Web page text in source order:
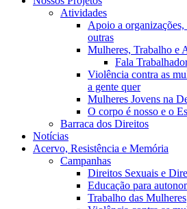
Atividades
Apoio a
outras
Mulheres, Trabalho e
Fala
Violência contra as
a gente quer
Mulheres Jovens na
O corpo é nosso e o
Barraca dos Direitos
Notícias
Acervo, Resistência e Memória
Campanhas
Direitos Sexuais e
Educação para
Trabalho das Mulheres